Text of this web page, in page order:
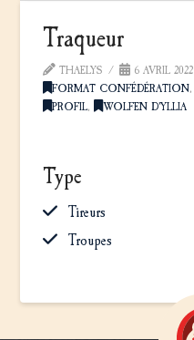
Traqueur
THAELYS
6 AVRIL 2022
FORMAT CONFÉDÉRATION,
PROFIL, WOLFEN D'YLLIA
Type
Tireurs
Troupes